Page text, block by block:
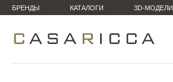
БРЕНДЫ КАТАЛОГИ 3D-МОДЕЛИ